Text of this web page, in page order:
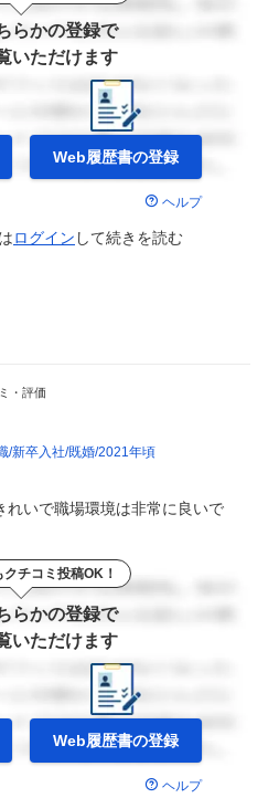
らかの登録で
いただけます
Web履歴書の登録
ヘルプ
ログイン して続きを読む
・評価
新卒入社 既婚 2021年頃
れいで職場環境は非常に良いで
クチコミ投稿OK！
らかの登録で
いただけます
Web履歴書の登録
ヘルプ